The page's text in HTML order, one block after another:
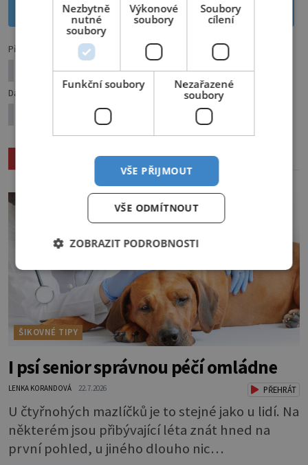
Sdílet na Twitteru
Předchozí článek
Václav Postránecký: „Neplním si dětský sen“
Další článek
Eliška Balzerová: Definitivně rodinný typ
Související články
ŠIKOVNÉ TIPY
I psí senior správnou péčí omládne
LENKA KORANDOVÁ 22.7.2026 PŘEHRÁT
U čtyřnohých mazlíčků je to stejné jako u lidí. Na
některém jsou přibývající léta znát hned na
první pohled, u jiného dlouho nic
Nezbytně
nutné
soubory
Výkonové
soubory
Soubory
cílení
Funkční soubory
Nezařazené
soubory
VŠE PŘIJMOUT
VŠE ODMÍTNOUT
ZOBRAZIT PODROBNOSTI